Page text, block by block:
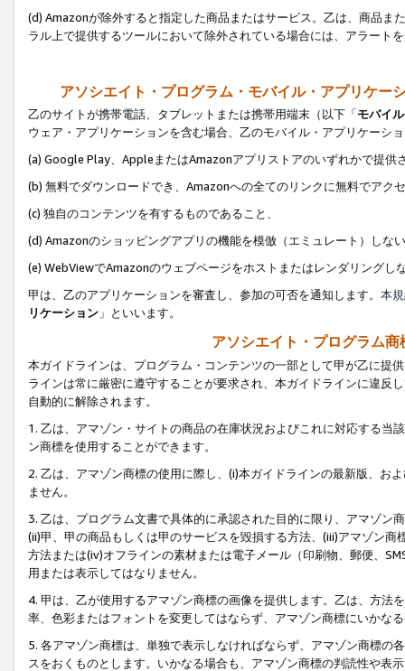
(d) Amazonが除外すると指定した商品またはサービス。乙は、商品ま
ラル上で提供するツールにおいて除外されている場合には、アラート
アソシエイト・プログラム・モバイル・アプリケー
乙のサイトが携帯電話、タブレットまたは携帯用端末（以下「モバイ
ウェア・アプリケーションを含む場合、乙のモバイル・アプリケーシ
(a) Google Play、AppleまたはAmazonアプリストアのいずれかで提供
(b) 無料でダウンロードでき、Amazonへの全てのリンクに無料でアク
(c) 独自のコンテンツを有するものであること、
(d) Amazonのショッピングアプリの機能を模倣（エミュレート）しな
(e) WebViewでAmazonのウェブページをホストまたはレンダリングし
甲は、乙のアプリケーションを審査し、参加の可否を通知します。 本
リケーション 」といいます。
アソシエイト・プログラム
本ガイドラインは、プログラム・コンテンツの一部として甲が乙に提
ラインは常に厳密に遵守することが要求され、本ガイドラインに違反
自動的に解除されます。
1. 乙は、アマゾン・サイトの商品の在庫状況およびこれに対応する
ン商標を使用することができます。
2. 乙は、アマゾン商標の使用に際し、(i)本ガイドラインの最新版、お
ません。
3. 乙は、プログラム文書で具体的に承認された目的に限り、アマゾン
(ii)甲、甲の商品もしくは甲のサービスを毀損する方法、(iii)アマゾン
方法または(iv)オフラインの素材または電子メール（印刷物、郵便、
用または表示してはなりません。
4. 甲は、乙が使用するアマゾン商標の画像を提供します。乙は、方
率、色彩またはフォントを変更してはならず、アマゾン商標にいかな
5. 各アマゾン商標は、単独で表示しなければならず、アマゾン商標
スをおくものとします。いかなる場合も、アマゾン商標の判読性や表